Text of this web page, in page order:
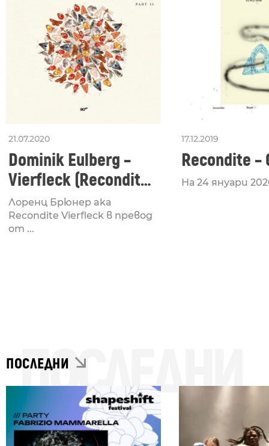
21.07.2020
Dominik Eulberg –
Vierfleck (Recondite
Remix)
Лоренц Брюнер aka
Recondite Vierfleck в превод
от ...
17.12.2019
Recondite –
На 24 януари
ПОСЛЕДНИ
ПОСЛЕДНИ